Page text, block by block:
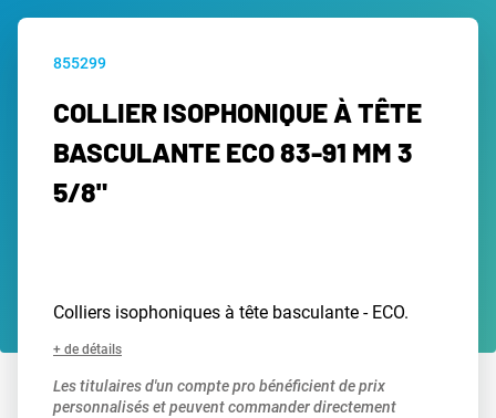
855299
COLLIER ISOPHONIQUE À TÊTE
BASCULANTE ECO 83-91 MM 3
5/8"
Colliers isophoniques à tête basculante - ECO.
+ de détails
Les titulaires d'un compte pro bénéficient de prix
personnalisés et peuvent commander directement